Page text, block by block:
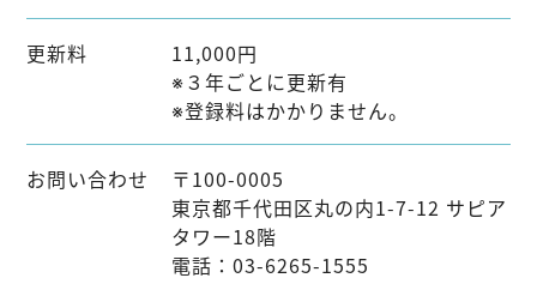
更新料
11,000円
※３年ごとに更新有
※登録料はかかりません。
お問い合わせ
〒100-0005
東京都千代田区丸の内1-7-12 サピア
タワー18階
電話：03-6265-1555